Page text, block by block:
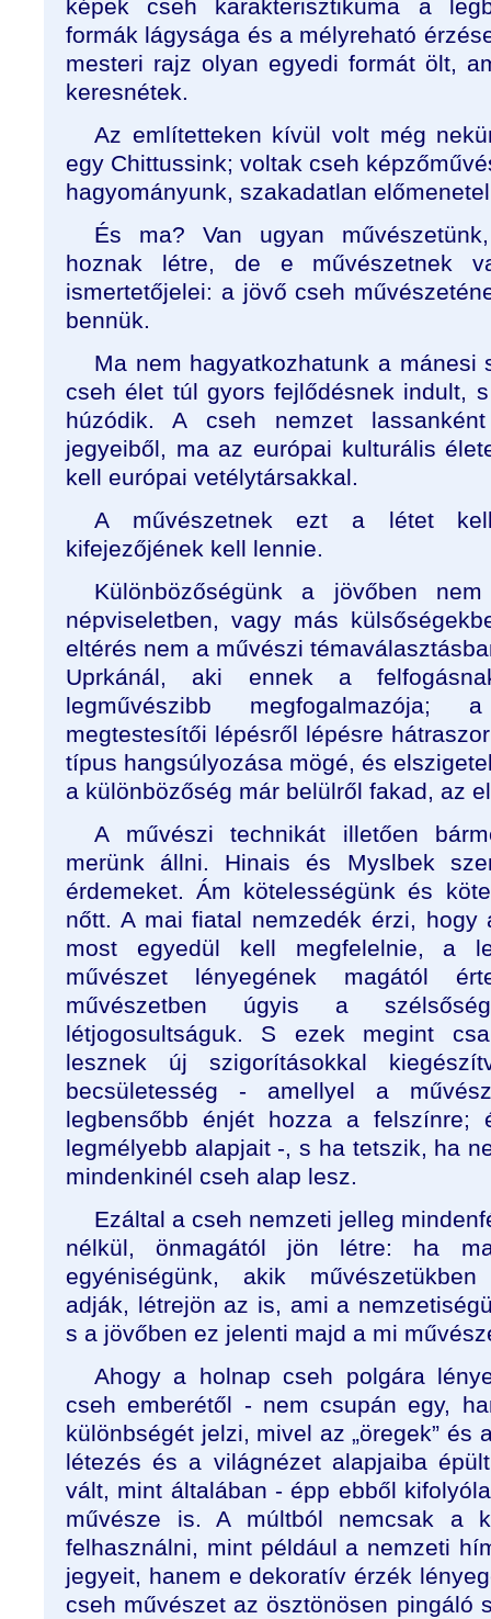
képek cseh karakterisztikuma a
formák lágysága és a mélyreható
mesteri rajz olyan egyedi formát ölt,
keresnétek.
Az említetteken kívül volt még
egy Chittussink; voltak cseh
hagyományunk, szakadatlan
És ma? Van ugyan
hoznak létre, de e művészetnek
ismertetőjelei: a jövő cseh
bennük.
Ma nem hagyatkozhatunk a mánesi
cseh élet túl gyors fejlődésnek indult,
húzódik. A cseh nemzet
jegyeiből, ma az európai kulturális
kell európai vetélytársakkal.
A művészetnek ezt a létet
kifejezőjének kell lennie.
Különbözőségünk a jövőben
népviseletben, vagy más
eltérés nem a művészi
Uprkánál, aki ennek a
legművészibb megfogalmazója;
megtestesítői lépésről lépésre
típus hangsúlyozása mögé, és
a különbözőség már belülről fakad, az
A művészi technikát illetően
merünk állni. Hinais és Myslbek
érdemeket. Ám kötelességünk és
nőtt. A mai fiatal nemzedék érzi, hogy
most egyedül kell megfelelnie, a
művészet lényegének magától
művészetben úgyis a
létjogosultságuk. S ezek megint
lesznek új szigorításokkal
becsületesség - amellyel a
legbensőbb énjét hozza a felszínre;
legmélyebb alapjait -, s ha tetszik, ha
mindenkinél cseh alap lesz.
Ezáltal a cseh nemzeti jelleg
nélkül, önmagától jön létre: ha
egyéniségünk, akik
adják, létrejön az is, ami a
s a jövőben ez jelenti majd a mi
Ahogy a holnap cseh polgára
cseh emberétől - nem csupán egy,
különbségét jelzi, mivel az „öregek” és
létezés és a világnézet alapjaiba
vált, mint általában - épp ebből
művésze is. A múltból nemcsak a
felhasználni, mint például a nemzeti
jegyeit, hanem e dekoratív érzék
cseh művészet az ösztönösen pingáló